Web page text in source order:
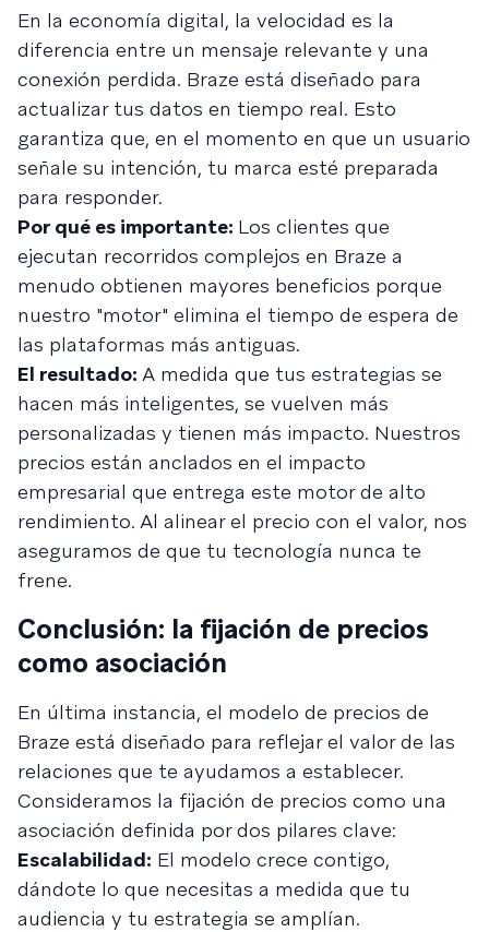
En la economía digital, la velocidad es la
diferencia entre un mensaje relevante y una
conexión perdida. Braze está diseñado para
actualizar tus datos en tiempo real. Esto
garantiza que, en el momento en que un usuario
señale su intención, tu marca esté preparada
para responder.
Por qué es importante: Los clientes que
ejecutan recorridos complejos en Braze a
menudo obtienen mayores beneficios porque
nuestro "motor" elimina el tiempo de espera de
las plataformas más antiguas.
El resultado: A medida que tus estrategias se
hacen más inteligentes, se vuelven más
personalizadas y tienen más impacto. Nuestros
precios están anclados en el impacto
empresarial que entrega este motor de alto
rendimiento. Al alinear el precio con el valor, nos
aseguramos de que tu tecnología nunca te
frene.
Conclusión: la fijación de precios
como asociación
En última instancia, el modelo de precios de
Braze está diseñado para reflejar el valor de las
relaciones que te ayudamos a establecer.
Consideramos la fijación de precios como una
asociación definida por dos pilares clave:
Escalabilidad: El modelo crece contigo,
dándote lo que necesitas a medida que tu
audiencia y tu estrategia se amplían.